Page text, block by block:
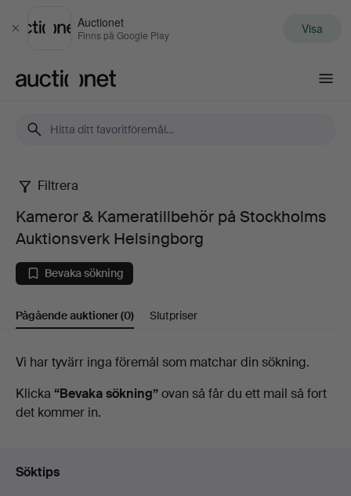
Stäng
Auctionet
Finns på Google Play Visa
Kameror
Kameratillbehör
på
Auktionsverk
Helsingborg
Filtrera
Kameror & Kameratillbehör på Stockholms
Auktionsverk Helsingborg
Bevaka sökning
Pågående auktioner(0) Slutpriser
Pågående
auktioner
Vi har tyvärr inga föremål som matchar din sökning.
Klicka “Bevaka sökning”ovan så får du ett mail så fort
det kommer in.
Söktips